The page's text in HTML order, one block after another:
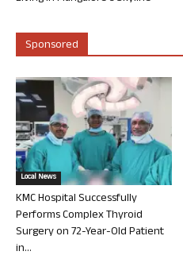
Sponsored
Local News
KMC Hospital Successfully
Performs Complex Thyroid
Surgery on 72-Year-Old Patient
in...